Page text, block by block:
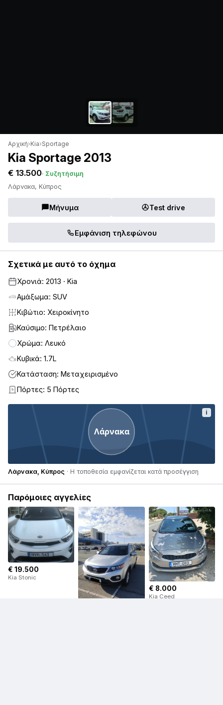
Αρχική›Kia›Sportage
Kia Sportage 2013
€ 13.500· Συζητήσιμη
Λάρνακα, Κύπρος
Μήνυμα Test drive
Εμφάνιση τηλεφώνου
Σχετικά με αυτό το όχημα
Χρονιά: 2013 · Kia
Αμάξωμα: SUV
Κιβώτιο: Χειροκίνητο
Καύσιμο: Πετρέλαιο
Χρώμα: Λευκό
Κυβικά: 1.7L
Κατάσταση: Μεταχειρισμένο
5 Πόρτες: 5 Πόρτες
Λάρνακα
i
Λάρνακα, Κύπρος · Η τοποθεσία εμφανίζεται κατά προσέγγιση
Παρόμοιες αγγελίες
€ 19.500
Kia Stonic
€ 8.000
Kia Ceed